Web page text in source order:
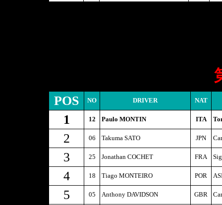
POS NO DRIVER NAT
1 12 Paulo MONTIN ITA
2 06 Takuma SATO JPN
3 25 Jonathan COCHET FRA
4 18 Tiago MONTEIRO POR
5 05 Anthony DAVIDSON GBR